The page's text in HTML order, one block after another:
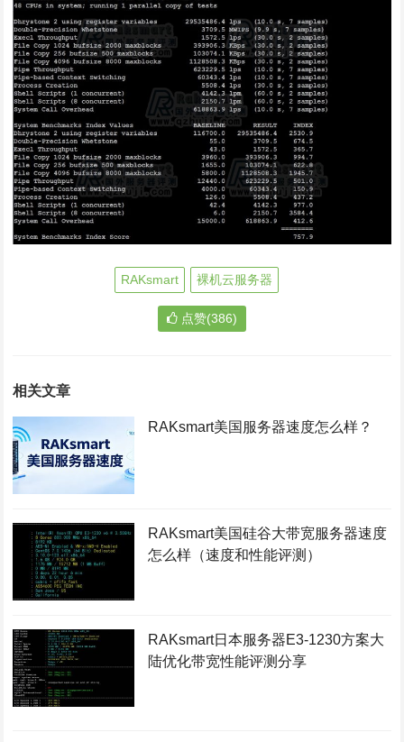
RAKsmart 裸机云服务器
点赞(386)
相关文章
RAKsmart美国服务器速度怎么样？
RAKsmart美国硅谷大带宽服务器速度
怎么样（速度和性能评测）
RAKsmart日本服务器E3-1230方案大
陆优化带宽性能评测分享